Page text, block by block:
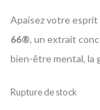
Apaisez votre esprit
66®, un extrait
bien-être mental, la
Rupture de stock